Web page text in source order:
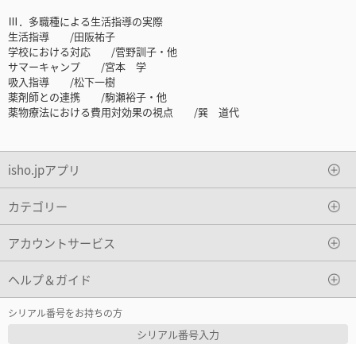
Ⅲ．多職種による生活指導の実際
生活指導 /田阪祐子
学校における対応 /菅野訓子・他
サマーキャンプ /宮本 学
吸入指導 /松下一樹
薬剤師との連携 /駒瀬裕子・他
薬物療法における費用対効果の視点 /巽 道代
isho.jpアプリ
カテゴリー
アカウントサービス
ヘルプ＆ガイド
シリアル番号をお持ちの方
シリアル番号入力